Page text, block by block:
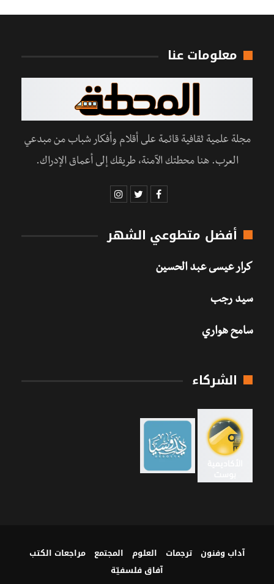
معلومات عنا
مجلة علمية ثقافية قائمة على أقلام وأفكار شباب من مبدعي
العرب. هنا محطتك الآمنة، طريقك إلى أعماق الإدراك.
أفضل متطوعي الشهر
كرار عيسى عبد الحسين
سيد رجب
سامح هواري
الشركاء
آداب وفنون ترجمات العلوم المجتمع
مراجعات الكتب
آفاق فلسفيّة‎